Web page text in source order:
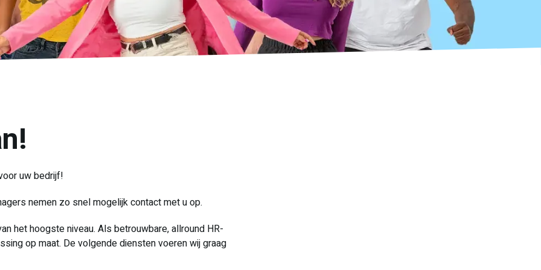
uw bedrijf!
nemen zo snel mogelijk contact met u op.
het hoogste niveau. Als betrouwbare, allround HR-
op maat. De volgende diensten voeren wij graag